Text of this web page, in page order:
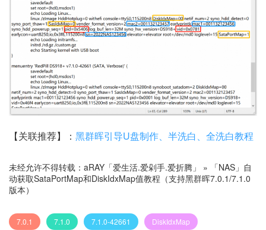
【关联推荐】： 黑群晖引导U盘制作、半洗白、全洗白教程
未经允许不得转载： aRAY「爱生活.爱剁手.爱折腾」 »
「NAS」自
动获取SataPortMap和DiskIdxMap值教程（支持黑群晖7.0.1/7.1.0
版本）
7.0.1 7.1.0 7.1.0-42661 DiskIdxMap